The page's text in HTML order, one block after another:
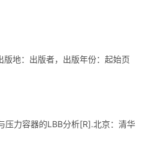
版地：出版者，出版年份：起始页
压力容器的LBB分析[R].北京：清华